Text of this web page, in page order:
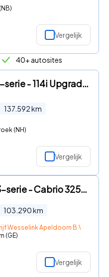
Vergelijk
40+ autosites
BMW 1-serie - 114i Upgrade Edition | Navi | Goed Onderhouden! |
137.592km
(NH)
Vergelijk
BMW 3-serie - Cabrio 325i - Leder | Handgeschakeld | 30 jaar in bezit vori
103.290km
Wesselink Apeldoorn B.V.
(GE)
Vergelijk